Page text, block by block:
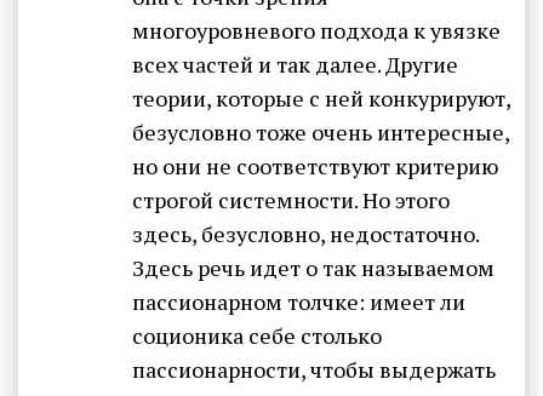
многоуровневого подхода к увязке
всех частей и так далее. Другие
теории, которые с ней конкурируют,
безусловно тоже очень интересные,
но они не соответствуют критерию
строгой системности. Но этого
здесь, безусловно, недостаточно.
Здесь речь идет о так называемом
пассионарном толчке: имеет ли
соционика себе столько
пассионарности, чтобы выдержать